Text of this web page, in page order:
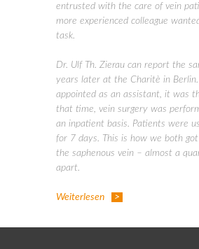
entrusted with the care of vein
more experienced colleague
task.
Dr. Ulf Th. Zierau can report the
years later at the Charitè in
appointed as an assistant, it was
that time, vein surgery was
an inpatient basis. Patients were
for 7 days. This is how we both
the saphenous vein – almost a
apart.
Weiterlesen